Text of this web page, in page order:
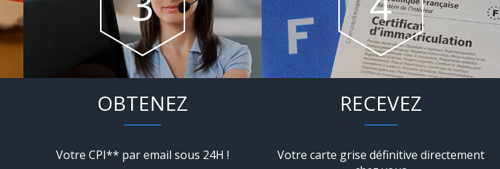
OBTENEZ
Votre CPI** par email sous 24H !
RECEVEZ
Votre carte grise définitive directement